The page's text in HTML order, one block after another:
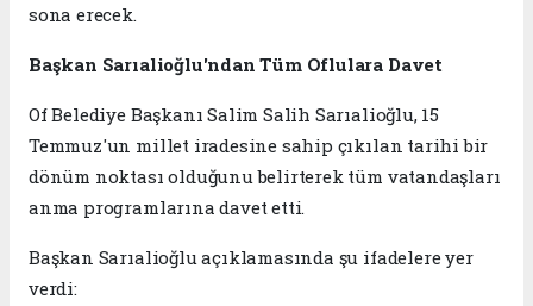
sona erecek.
Başkan Sarıalioğlu'ndan Tüm Oflulara Davet
Of Belediye Başkanı Salim Salih Sarıalioğlu, 15
Temmuz'un millet iradesine sahip çıkılan tarihi bir
dönüm noktası olduğunu belirterek tüm vatandaşları
anma programlarına davet etti.
Başkan Sarıalioğlu açıklamasında şu ifadelere yer
verdi: